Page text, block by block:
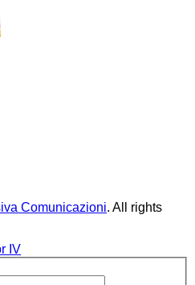
Comunicazioni. All rights
IV